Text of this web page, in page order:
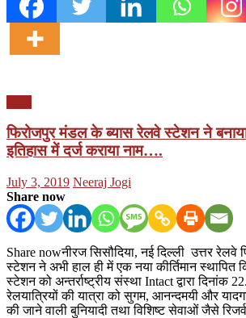
फिरोजपुर मंडल के ब्यास रेलवे स्टेशन ने बनाया
इतिहास में दर्ज कराया नाम….
Posted
on
July 3, 2019 Author
Neeraj Jogi
Share now
Share nowनीरज सिसौदिया, नई दिल्ली उत्तर
स्टेशन ने अभी हाल ही में एक नया कीर्तिमान स्थापित
स्टेशन को अन्तर्राष्ट्रीय संस्था Intact द्वारा दिनांक
रेलयात्रियों की यात्रा को सुगम, आनन्दमयी और
की जाने वाली बुनियादी तथा विशिष्ट सेवाओं जैसे